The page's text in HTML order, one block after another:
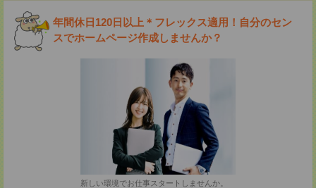
年間休日120日以上＊フレックス適用！自分のセン
スでホームページ作成しませんか？
新しい環境でお仕事スタートしませんか。